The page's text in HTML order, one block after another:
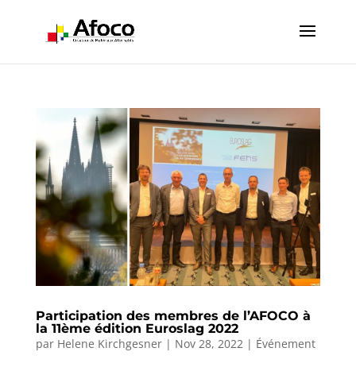
Participation des membres de l’AFOCO à
la 11ème édition Euroslag 2022
par Helene Kirchgesner| Nov 28, 2022| Événement